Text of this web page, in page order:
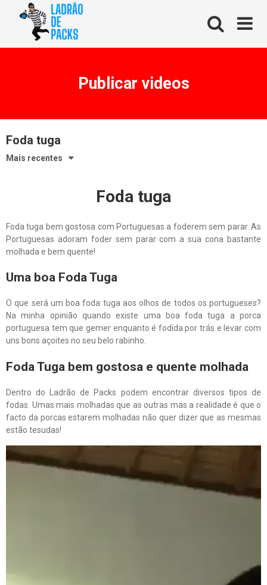
Publicar videos
Foda tuga
Mais recentes
Foda tuga
Foda tuga bem gostosa com Portuguesas a foderem sem parar. As
Portuguesas adoram foder sem parar com a sua cona bastante
molhada e bem quente!
Uma boa Foda Tuga
O que será um boa foda tuga aos olhos de todos os portugueses?
Na minha opinião quando existe uma boa foda tuga a porca
portuguesa tem que gemer enquanto é fodida por trás e levar com
uns bons açoites no seu belo rabinho.
Foda Tuga bem gostosa e quente molhada
Dentro do Ladrão de Packs podem encontrar diversos tipos de
fodas. Umas mais molhadas que as outras mas a realidade é que o
facto da porcas estarem molhadas não quer dizer que as mesmas
estão tesudas!